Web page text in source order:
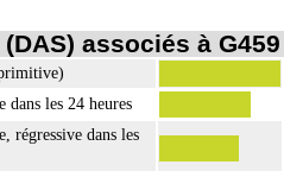
associés à G459
dans les 24 heures
régressive dans les